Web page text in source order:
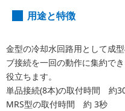
用途と特徴
金型の冷却水回路用として成
ブ接続を一回の動作に集約で
役立ちます。
単品接続(8本)の取付時間 約
MRS型の取付時間 約 3秒